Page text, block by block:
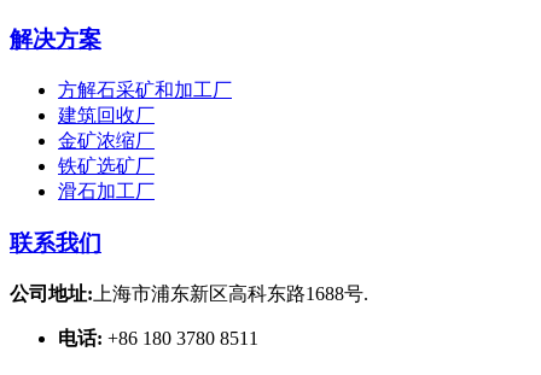
解决方案
方解石采矿和加工厂
建筑回收厂
金矿浓缩厂
铁矿选矿厂
滑石加工厂
联系我们
公司地址: 上海市浦东新区高科东路1688号.
电话: +86 180 3780 8511